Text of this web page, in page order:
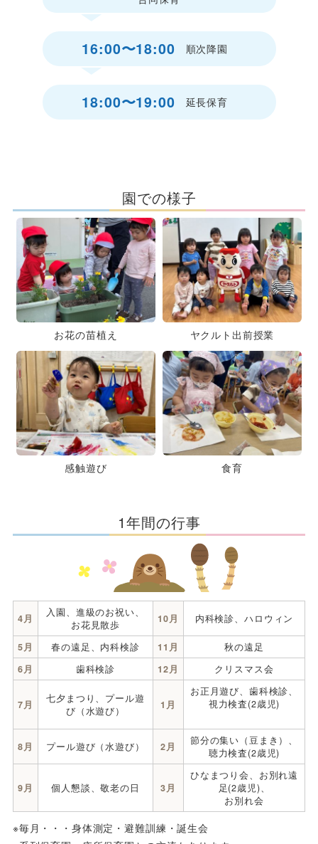
16:00〜18:00 順次降園
18:00〜19:00 延長保育
園での様子
お花の苗植え ヤクルト出前授業
感触遊び 食育
1年間の行事
4月
入園、進級のお祝い、
お花見散歩
10月 内科検診、ハロウィン
5月 春の遠足、内科検診 11月
秋の遠足
6月
歯科検診 12月 クリスマス会
7月
七夕まつり、プール遊
び（水遊び）
1月
お正月遊び、歯科検診、
視力検査(2歳児)
8月 プール遊び（水遊び） 2月
節分の集い（豆まき）、
聴力検査(2歳児)
9月 個人懇談、敬老の日 3月
ひなまつり会、お別れ遠
足(2歳児)、
お別れ会
※毎月・・・身体測定・避難訓練・誕生会